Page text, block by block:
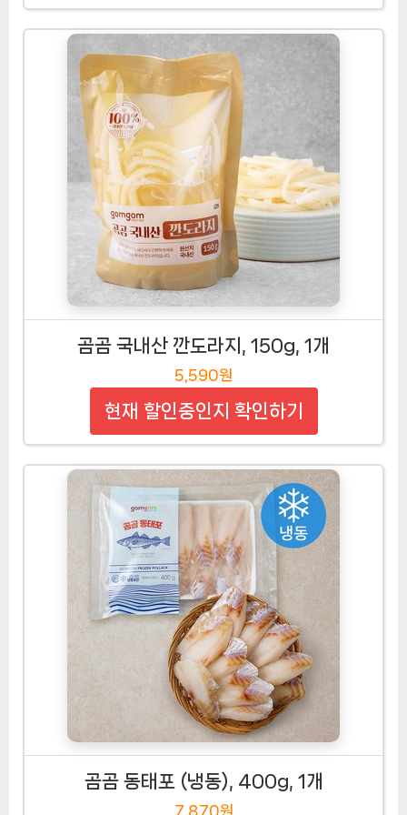
곰곰 국내산 깐도라지, 150g, 1개
5,590원
현재 할인중인지 확인하기
곰곰 동태포 (냉동), 400g, 1개
7,870원